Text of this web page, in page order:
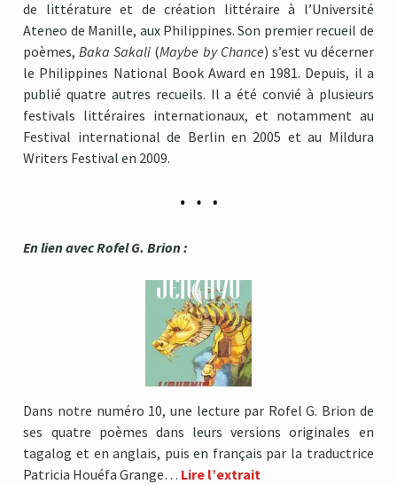
de littérature et de création littéraire à l’Université
Ateneo de Manille, aux Philippines. Son premier recueil de
poèmes,Baka Sakali (Maybe by Chance) s’est vu décerner
le Philippines National Book Award en 1981. Depuis, il a
publié quatre autres recueils. Il a été convié à plusieurs
festivals littéraires internationaux, et notamment au
Festival international de Berlin en 2005 et au Mildura
Writers Festival en 2009.
En lien avec Rofel G. Brion :
Dans notre numéro 10, une lecture par Rofel G. Brion de
ses quatre poèmes dans leurs versions originales en
tagalog et en anglais, puis en français par la traductrice
Patricia Houéfa Grange… Lire l’extrait